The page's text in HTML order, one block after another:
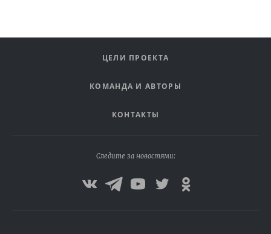
ЦЕЛИ ПРОЕКТА
КОМАНДА И АВТОРЫ
КОНТАКТЫ
Следите за новостями: